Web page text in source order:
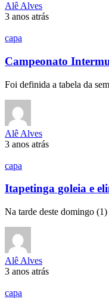
Alê Alves
3 anos atrás
capa
Campeonato
Foi definida a tabela da
Alê Alves
3 anos atrás
capa
Itapetinga goleia e
Na tarde deste domingo
Alê Alves
3 anos atrás
capa